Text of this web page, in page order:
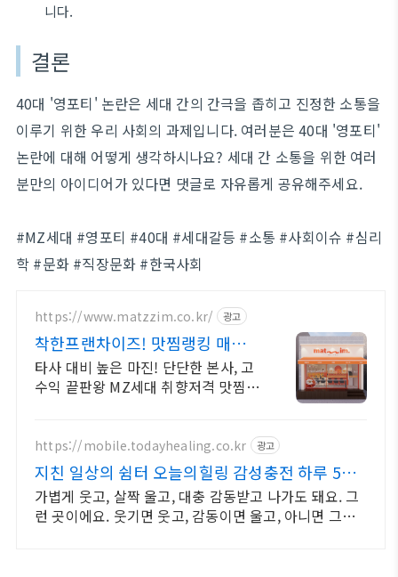
니다.
결론
40대 '영포티' 논란은 세대 간의 간극을 좁히고 진정한 소통을
이루기 위한 우리 사회의 과제입니다. 여러분은 40대 '영포티'
논란에 대해 어떻게 생각하시나요? 세대 간 소통을 위한 여러
분만의 아이디어가 있다면 댓글로 자유롭게 공유해주세요.
#MZ세대 #영포티 #40대 #세대갈등 #소통 #사회이슈 #심리
학 #문화 #직장문화 #한국사회
https://www.matzzim.co.kr/ 광고
착한프랜차이즈! 맛찜랭킹 매출
걱정NO고수익 소자본창업
타사 대비 높은 마진! 단단한 본사, 고
수익 끝판왕 MZ세대 취향저격 맛찜랭
https://mobile.todayhealing.co.kr 광고
지친 일상의 쉼터 오늘의힐링 감성충전 하루 5분
힐링타임
가볍게 웃고, 살짝 울고, 대충 감동받고 나가도 돼요. 그
런 곳이에요. 웃기면 웃고, 감동이면 울고, 아니면 그냥